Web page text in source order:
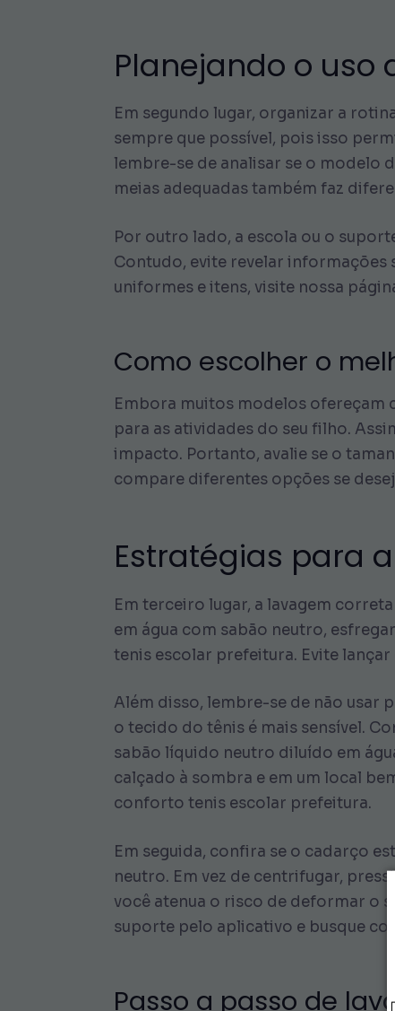
Planejando o uso
Em segundo lugar, organizar a
sempre que possível, pois isso
lembre-se de analisar se o modelo
meias adequadas também faz
Por outro lado, a escola ou o
Contudo, evite revelar informações
uniformes e itens, visite nossa
Como escolher o
Embora muitos modelos ofereçam
para as atividades do seu filho.
impacto. Portanto, avalie se o
compare diferentes opções se
Estratégias para
Em terceiro lugar, a lavagem
em água com sabão neutro,
tenis escolar prefeitura. Evite
Além disso, lembre-se de não usar
o tecido do tênis é mais sensível.
sabão líquido neutro diluído em
calçado à sombra e em um local
conforto tenis escolar prefeitura.
Em seguida, confira se o cadarço
neutro. Em vez de centrifugar,
você atenua o risco de deformar o
suporte pelo aplicativo e busque
Passo a passo de